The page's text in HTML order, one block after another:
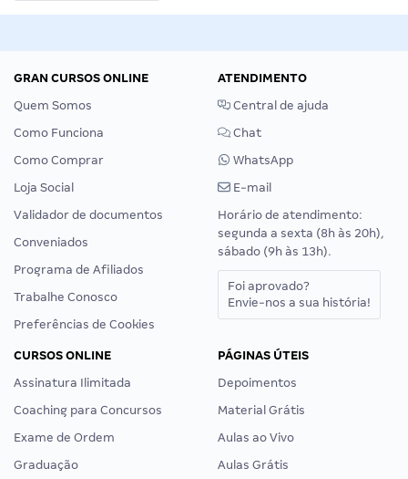
GRAN CURSOS ONLINE
Quem Somos
Como Funciona
Como Comprar
Loja Social
Validador de documentos
Conveniados
Programa de Afiliados
Trabalhe Conosco
Preferências de Cookies
ATENDIMENTO
Central de ajuda
Chat
WhatsApp
E-mail
Horário de atendimento:
segunda a sexta (8h às 20h),
sábado (9h às 13h).
Foi aprovado?
Envie-nos a sua história!
CURSOS ONLINE
Assinatura Ilimitada
Coaching para Concursos
Exame de Ordem
Graduação
PÁGINAS ÚTEIS
Depoimentos
Material Grátis
Aulas ao Vivo
Aulas Grátis